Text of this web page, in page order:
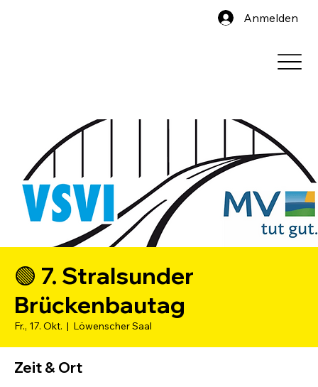
Anmelden
🟢 7. Stralsunder
Brückenbautag
Fr., 17. Okt.
  |
Löwenscher Saal
Zeit & Ort